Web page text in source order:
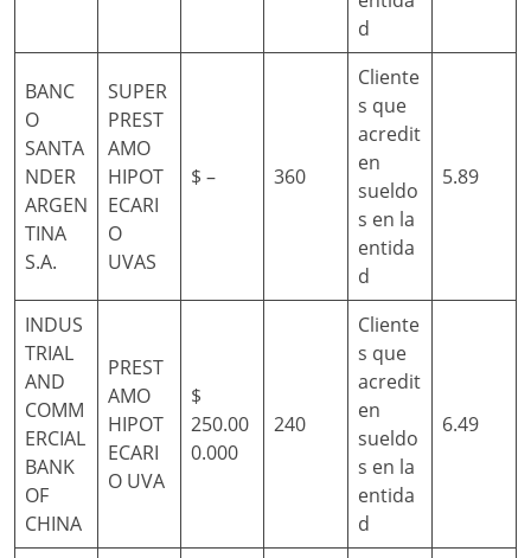
d
BANC
O
SANTA
NDER
ARGEN
TINA
S.A.
SUPER
PREST
AMO
HIPOT
ECARI
O
UVAS
$ – 360
Cliente
s que
acredit
en
sueldo
s en la
entida
d
5.89
INDUS
TRIAL
AND
COMM
ERCIAL
BANK
OF
CHINA
PREST
AMO
HIPOT
ECARI
O UVA
$
250.00
0.000
240
Cliente
s que
acredit
en
sueldo
s en la
entida
d
6.49